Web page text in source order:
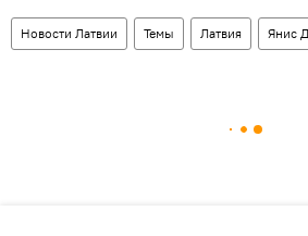
Новости Латвии Темы Латвия Янис